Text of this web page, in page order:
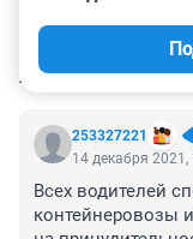
253327221
14 декабря 2021,
Всех водителей
контейнеровозы